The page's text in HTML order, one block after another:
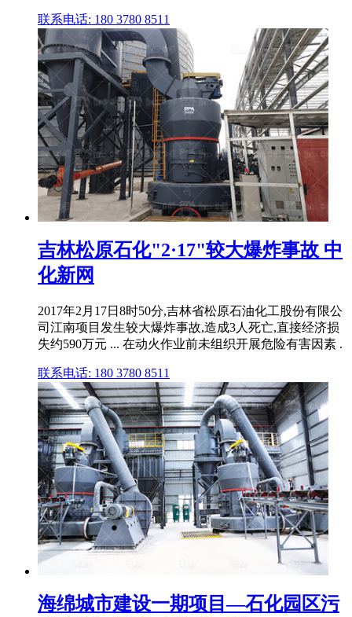
联系电话: 180 3780 8511
吉林松原石化"2·17"较大爆炸事故 中
化新网
2017年2月17日8时50分,吉林省松原石油化工股份有限公
司江南项目发生较大爆炸事故,造成3人死亡,直接经济损
失约590万元 ... 在动火作业前未组织开展危险有害因素 .
联系电话: 180 3780 8511
海绵城市建设一期项目—石化园区污